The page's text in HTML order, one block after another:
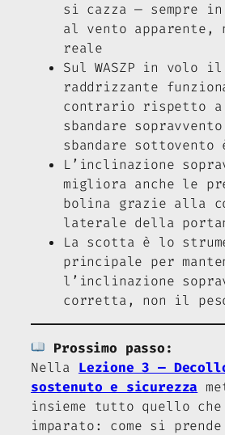
si cazza — sempre
al vento apparente,
reale
Sul WASZP in volo il
raddrizzante
contrario rispetto a
sbandare
sbandare sottovento
L’inclinazione
migliora anche le
bolina grazie alla
laterale della
La scotta è lo
principale per
l’inclinazione
corretta, non il
Prossimo passo:
Nella Lezione 3 —
sostenuto e sicurezza
insieme tutto quello
imparato: come si